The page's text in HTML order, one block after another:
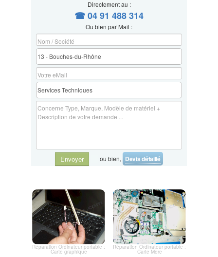
Directement au :
☎ 04 91 488 314
Ou bien par Mail :
Envoyer ou bien, Devis détaillé
Réparation Ordinateur portable :
Carte graphique
Réparation Ordinateur portable :
Carte Mère